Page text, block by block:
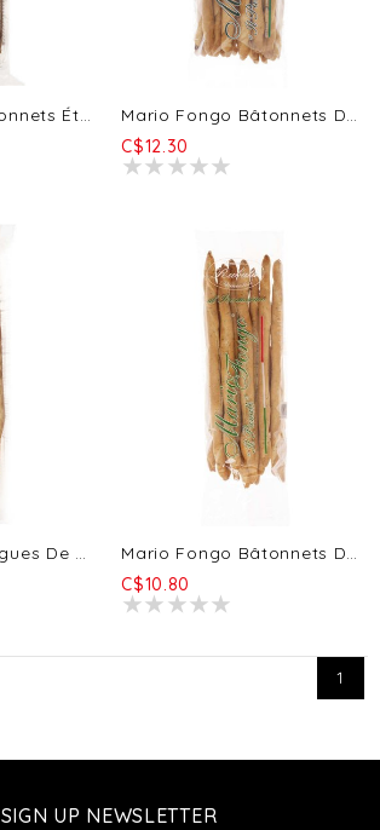
C$12.30
Mario Fongo Langues De Belle-Mère - Classique Petit 150g
Mario Fongo Bâtonnets De Rubata - Romarin 200g
C$10.80
1
SIGN UP NEWSLETTER